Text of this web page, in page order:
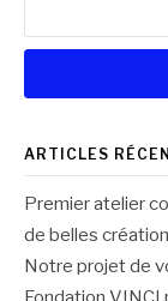
ARTICLES
Premier atelier
de belles
Notre projet de